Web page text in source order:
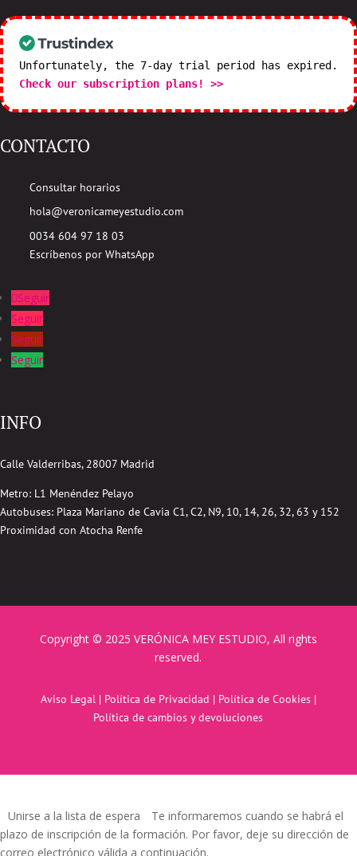
Unfortunately, the 7-day trial period has expired.
Check our subscription plans! >>
CONTACTO
Consultar horarios
hola@veronicameyestudio.com
0034 604 97 18 03
Escríbenos por WhatsApp
Seguir
Seguir
Seguir
Seguir
INFO
Calle Valderribas, 28007 Madrid
Metro: L1 Menéndez Pelayo
Autobuses: Plaza Mariano de Cavia C1, C2, N9, 10, 14, 26, 32, 63 y 152
Proximidad con Atocha Renfe
Copyright © 2025 VERÓNICA MEY ESTUDIO, All rights
reserved.
Aviso Legal| Política de Privacidad | Política de Cookies|
Política de cambios y devoluciones
Unirse a la lista de espera
Te informaremos cuando se habrá el
plazo de inscripción de la formación. Por favor, deje su dirección de
correo electrónico válida a continuación.